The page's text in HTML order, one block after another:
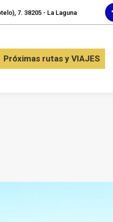
7. 38205 - La Laguna
Próximas rutas y VIAJES